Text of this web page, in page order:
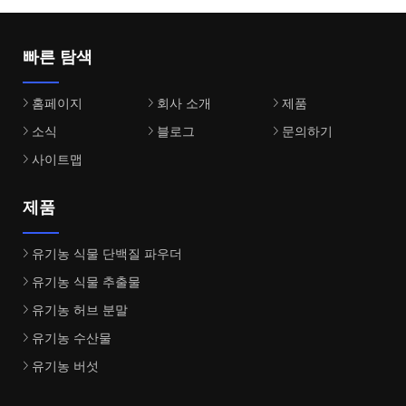
빠른 탐색
홈페이지 회사 소개
제품
소식
블로그
문의하기
사이트맵
제품
유기농 식물 단백질 파우더
유기농 식물 추출물
유기농 허브 분말
유기농 수산물
유기농 버섯